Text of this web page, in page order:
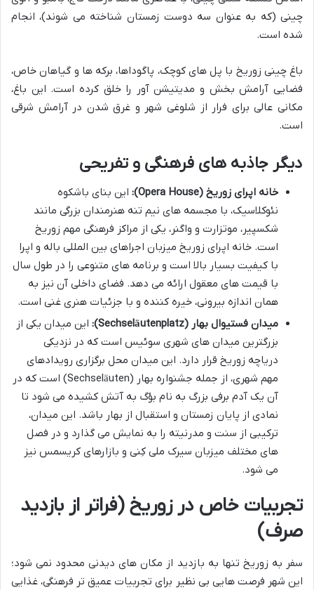
چینی (که به عنوان سه دوست زمستان شناخته می شوند)، انجام
شده است.
باغ چینی زوریخ با پل های کوچک، پاگوداها، برکه ها و گیاهان خاص،
فضایی آرامش بخش و مدیتیشن آور را خلق کرده است. این باغ،
مکانی عالی برای فرار از شلوغی شهر و غرق شدن در آرامش شرقی
است.
دیگر جاذبه های فرهنگی و تفریحی
خانه اپرای زوریخ (Opera House):
این بنای باشکوه
نئوکلاسیک، با مجسمه های نیم تنه هنرمندان بزرگی مانند
شکسپیر، موتزارت و واگنر، یکی از مراکز فرهنگی مهم زوریخ
است. خانه اپرای زوریخ میزبان اجراهای بین المللی باله و اپرا
با کیفیت بسیار بالا است و برنامه های متنوعی را در طول سال
با قیمت های معقول ارائه می دهد. فضای داخلی آن نیز به
همان اندازه بیرونی، خیره کننده و با جزئیات هنری غنی است.
میدان فستیوال بهار (Sechseläutenplatz):
این میدان یکی از
بزرگترین میدان های شهری سوئیس است که در نزدیکی
دریاچه زوریخ قرار دارد. این میدان محل برگزاری رویدادهای
مهم شهری، از جمله جشنواره بهار (Sechseläuten) است که در
آن یک آدم برفی بزرگ به نام بؤگ به آتش کشیده می شود تا
نمادی از پایان زمستان و استقبال از بهار باشد. این میدان،
ترکیبی از سنت و مدرنیته را به نمایش می گذارد و در فصل
های مختلف میزبان سیرک ملی کِنی و بازارهای کریسمس نیز
می شود.
تجربیات خاص در زوریخ (فراتر از بازدید
صرف)
سفر به زوریخ تنها به بازدید از مکان های دیدنی محدود نمی شود؛
این شهر فرصت هایی بی نظیر برای تجربیات عمیق تر فرهنگی، غذایی